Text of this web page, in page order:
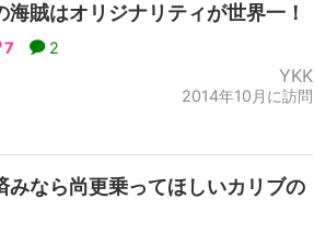
海賊はオリジナリティが世界一！
7 2
YKK
2014年10月に訪問
みなら尚更乗ってほしいカリブの